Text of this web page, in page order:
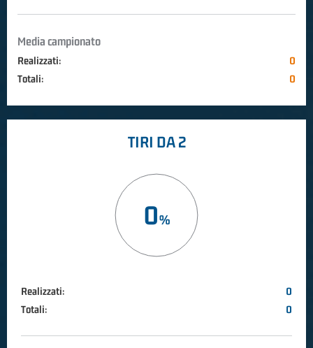
Media campionato
Realizzati:
0
Totali:
0
TIRI DA 2
0
Realizzati:
0
Totali:
0